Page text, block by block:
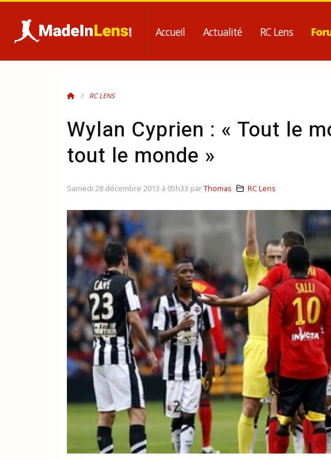
Accueil Actualité RC Lens
RC LENS
Wylan Cyprien : « Tout le
tout le monde »
Samedi 28 décembre 2013 à 05h33 parThomas RC Lens